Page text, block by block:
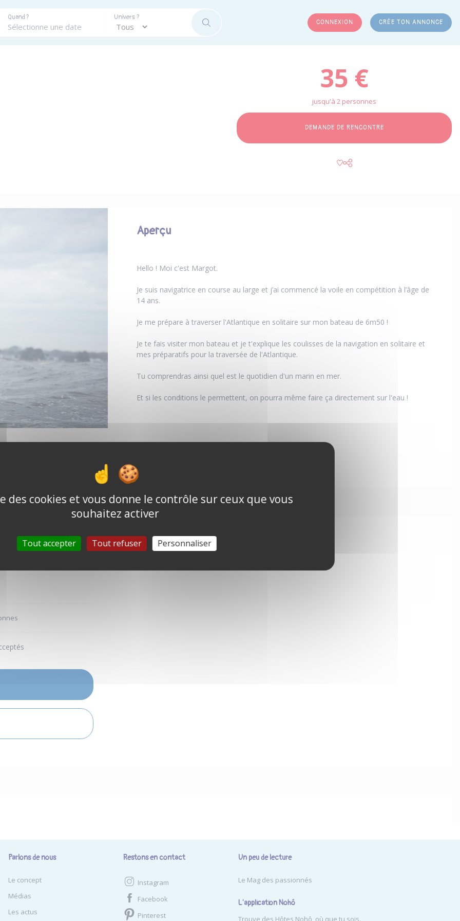
Quand ? Univers ?
RECHERCHER CONNEXION CRÉE TON ANNONCE
35 €
jusqu'à 2 personnes
DEMANDE DE RENCONTRE
Aperçu
Hello ! Moi c'est Margot.
Je suis navigatrice en course au large et j’ai commencé la voile en compétition à l’âge de
14 ans.
Je me prépare à traverser l'Atlantique en solitaire sur mon bateau de 6m50 !
Je te fais visiter mon bateau et je t'explique les coulisses de la navigation en solitaire et
mes préparatifs pour la traversée de l'Atlantique.
Tu comprendras ainsi quel est le quotidien d'un marin en mer.
Et si les conditions le permettent, on pourra même faire ça directement sur l'eau !
Parlons de nous
Le concept
Médias
Les actus
Restons en contact
Instagram
Facebook
Pinterest
Un peu de lecture
Le Mag des passionnés
L'application Nohô
Trouve des Hôtes Nohô, où que tu sois.
des cookies et vous donne le contrôle sur ceux que vous
souhaitez activer
Tout accepter Tout refuser Personnaliser